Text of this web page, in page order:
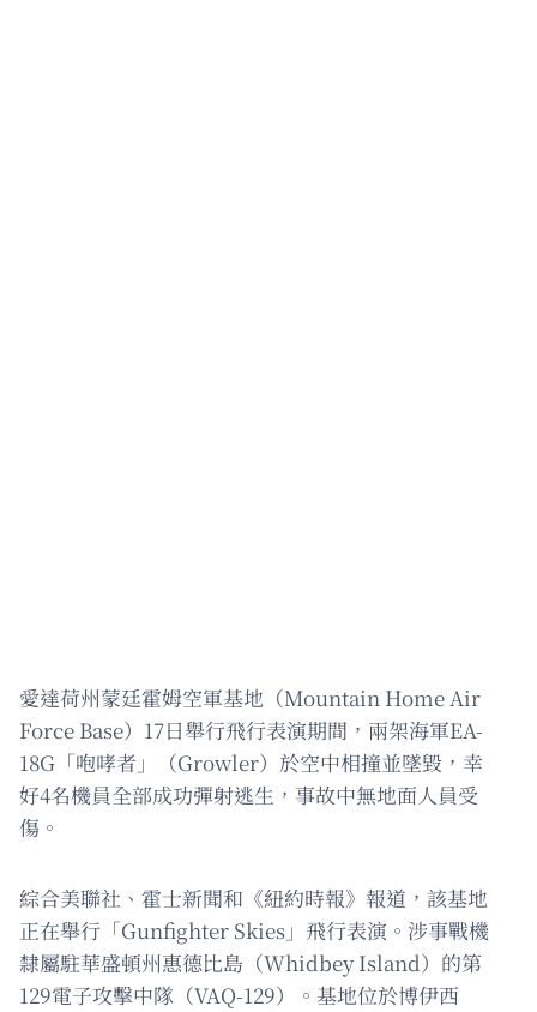
愛達荷州蒙廷霍姆空軍基地（Mountain Home Air
Force Base）17日舉行飛行表演期間，兩架海軍EA-
18G「咆哮者」（Growler）於空中相撞並墜毀，幸
好4名機員全部成功彈射逃生，事故中無地面人員受
傷。
綜合美聯社、霍士新聞和《紐約時報》報道，該基地
正在舉行「Gunfighter Skies」飛行表演。涉事戰機
隸屬駐華盛頓州惠德比島（Whidbey Island）的第
129電子攻擊中隊（VAQ-129）。基地位於博伊西